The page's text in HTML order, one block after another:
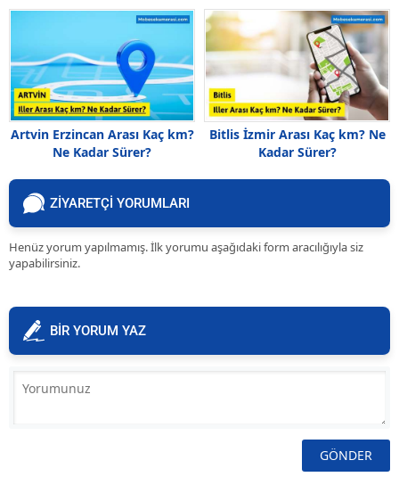
Artvin Erzincan Arası Kaç km?
Ne Kadar Sürer?
Bitlis İzmir Arası Kaç km? Ne
Kadar Sürer?
ZİYARETÇİ YORUMLARI
Henüz yorum yapılmamış. İlk yorumu aşağıdaki form aracılığıyla siz
yapabilirsiniz.
BİR YORUM YAZ